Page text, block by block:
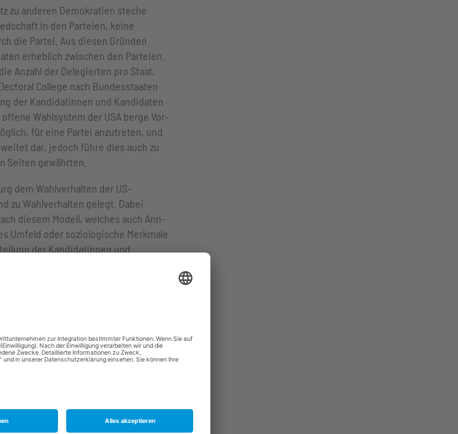
zu anderen Demokratien steche
in den Parteien, keine
die Partei. Aus diesen Gründen
erheblich zwischen den Parteien.
Anzahl der Delegierten pro Staat,
College nach Bundesstaaten
der Kandidatinnen und Kandidaten
Wahlsystem der USA berge Vor-
für eine Partei anzutreten, und
dar, jedoch führe dies auch zu
Seiten gewährten.
dem Wahlverhalten der US-
zu Wahlverhalten gelegt. Dabei
diesem Modell, welches auch Ann-
Umfeld oder soziologische Merkmale
der Kandidatinnen und
signifikante Auswirkungen auf die
mit welcher Partei identifizieren.
besäßen einen mittleren
seien demokratische
an, verfügten über einen
den Wechselwählerinnen und -
und -kandidaten ansprechen. Hierbei
im Vordergrund. Dabei sei
von 1992 erhielten.
dem Thema der politischen
in den unterschiedlichen